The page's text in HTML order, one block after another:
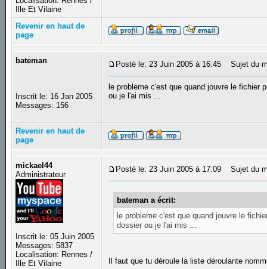
Ille Et Vilaine
Revenir en haut de
page
bateman
Inscrit le: 16 Jan 2005
Messages: 156
Posté le: 23 Juin 2005 à 16:45 Sujet du
le probleme c'est que quand jouvre le fichier
ou je l'ai mis ...
Revenir en haut de
page
mickael44
Administrateur
Inscrit le: 05 Juin 2005
Messages: 5837
Localisation: Rennes /
Ille Et Vilaine
Posté le: 23 Juin 2005 à 17:09 Sujet du
bateman a écrit:
le probleme c'est que quand jouvre le
dossier ou je l'ai mis ...
Il faut que tu déroule la liste déroulante